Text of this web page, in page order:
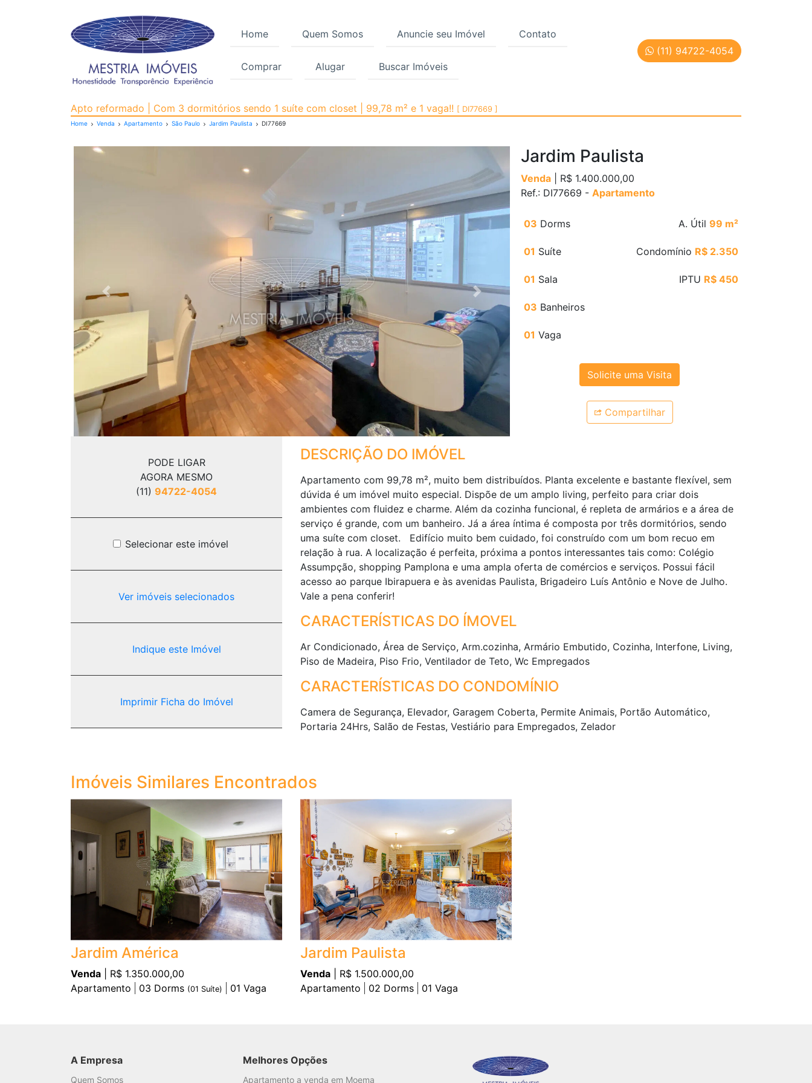
Home Quem Somos Anuncie seu Imóvel Contato
Comprar Alugar Buscar Imóveis
(11) 94722-4054
Apartamento para Venda, Jardim Paulista, São Paulo | Cód: DI77669
Apto reformado | Com 3 dormitórios sendo 1 suíte com closet | 99,78 m² e 1 vaga!! [ DI77669 ]
Home Venda Apartamento São Paulo Jardim Paulista DI77669
Previous Next
Jardim Paulista
Venda | R$ 1.400.000,00
Ref.: DI77669 - Apartamento
03 Dorms
01 Suíte
01 Sala
03 Banheiros
01 Vaga
A. Útil 99 m²
Condomínio R$ 2.350
IPTU R$ 450
Solicite uma Visita
Compartilhar
PODE LIGAR
AGORA MESMO
(11) 94722-4054
Selecionar este imóvel
Ver imóveis selecionados
Indique este Imóvel
Imprimir Ficha do Imóvel
DESCRIÇÃO DO IMÓVEL
Apartamento com 99,78 m², muito bem distribuídos. Planta excelente e bastante flexível, sem
dúvida é um imóvel muito especial. Dispõe de um amplo living, perfeito para criar dois
ambientes com fluidez e charme. Além da cozinha funcional, é repleta de armários e a área de
serviço é grande, com um banheiro. Já a área íntima é composta por três dormitórios, sendo
uma suíte com closet. Edifício muito bem cuidado, foi construído com um bom recuo em
relação à rua. A localização é perfeita, próxima a pontos interessantes tais como: Colégio
Assumpção, shopping Pamplona e uma ampla oferta de comércios e serviços. Possui fácil
acesso ao parque Ibirapuera e às avenidas Paulista, Brigadeiro Luís Antônio e Nove de Julho.
Vale a pena conferir!
CARACTERÍSTICAS DO ÍMOVEL
Ar Condicionado, Área de Serviço, Arm.cozinha, Armário Embutido, Cozinha, Interfone, Living,
Piso de Madeira, Piso Frio, Ventilador de Teto, Wc Empregados
CARACTERÍSTICAS DO CONDOMÍNIO
Camera de Segurança, Elevador, Garagem Coberta, Permite Animais, Portão Automático,
Portaria 24Hrs, Salão de Festas, Vestiário para Empregados, Zelador
Imóveis Similares Encontrados
Jardim América
Venda | R$ 1.350.000,00
Apartamento
03 Dorms (01 Suíte) 01 Vaga
Jardim Paulista
Venda | R$ 1.500.000,00
Apartamento
02 Dorms 01 Vaga
A Empresa
Quem Somos
Melhores Opções
Apartamento a venda em Moema